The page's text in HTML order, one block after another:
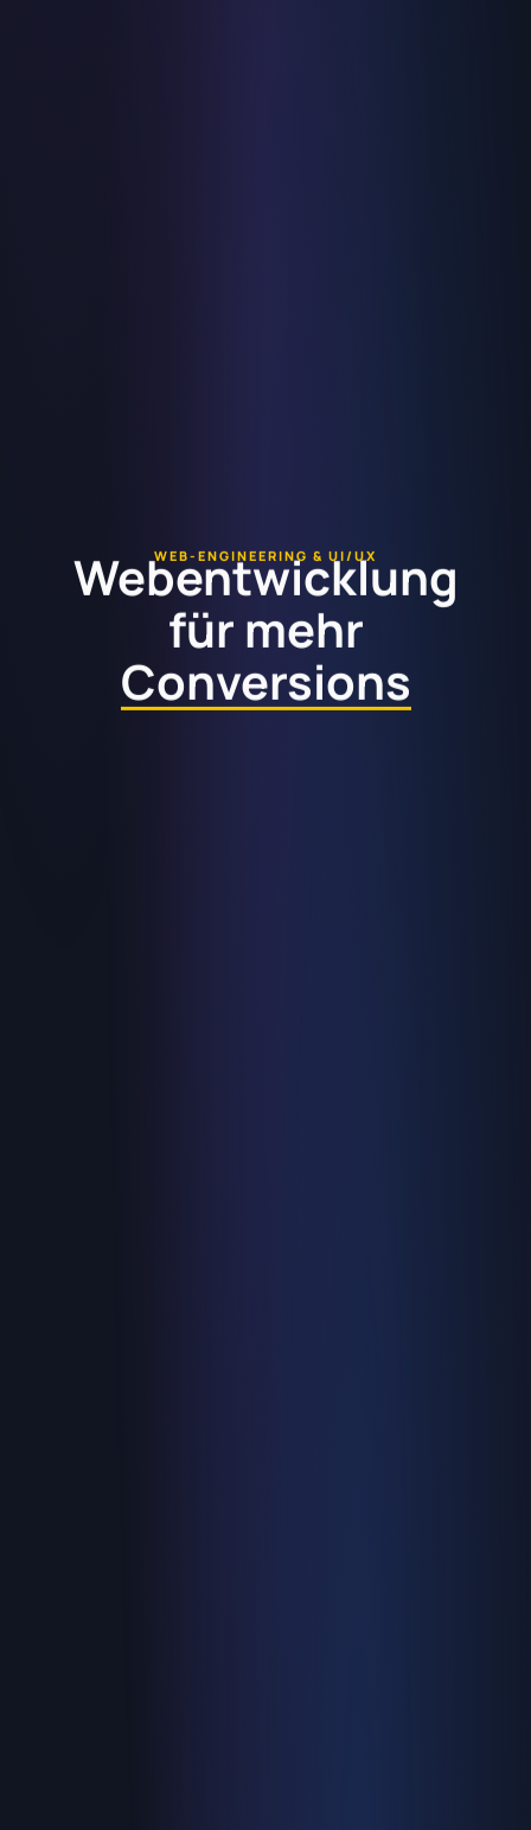
ReadyFor
Future
WEB-ENGINEERING & UI/UX
Webentwicklung
für mehr
Conversions
ReadyFor
Future